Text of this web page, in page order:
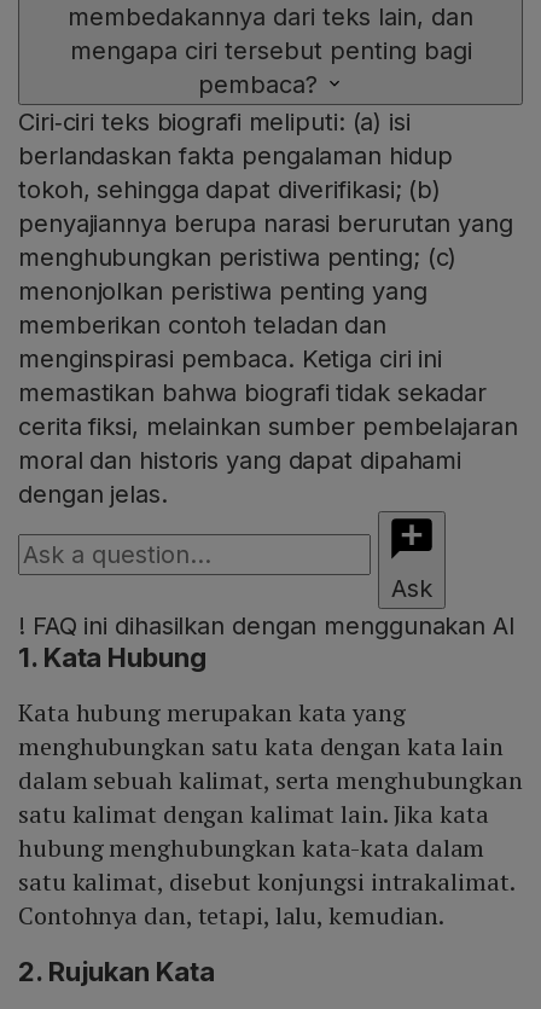
membedakannya dari teks lain, dan
mengapa ciri tersebut penting bagi
pembaca?
Ciri‑ciri teks biografi meliputi: (a) isi
berlandaskan fakta pengalaman hidup
tokoh, sehingga dapat diverifikasi; (b)
penyajiannya berupa narasi berurutan yang
menghubungkan peristiwa penting; (c)
menonjolkan peristiwa penting yang
memberikan contoh teladan dan
menginspirasi pembaca. Ketiga ciri ini
memastikan bahwa biografi tidak sekadar
cerita fiksi, melainkan sumber pembelajaran
moral dan historis yang dapat dipahami
dengan jelas.
Ask
! FAQ ini dihasilkan dengan menggunakan AI
1. Kata Hubung
Kata hubung merupakan kata yang
menghubungkan satu kata dengan kata lain
dalam sebuah kalimat, serta menghubungkan
satu kalimat dengan kalimat lain. Jika kata
hubung menghubungkan kata-kata dalam
satu kalimat, disebut konjungsi intrakalimat.
Contohnya dan, tetapi, lalu, kemudian.
2. Rujukan Kata